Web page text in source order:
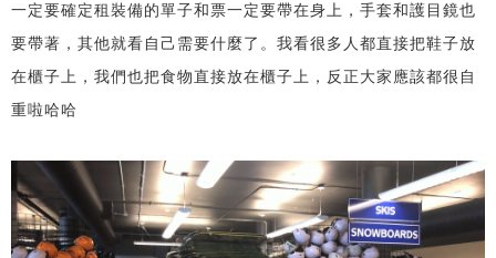
一定要確定租裝備的單子和票一定要帶在身上，手套和護目鏡也
要帶著，其他就看自己需要什麼了。我看很多人都直接把鞋子放
在櫃子上，我們也把食物直接放在櫃子上，反正大家應該都很自
重啦哈哈